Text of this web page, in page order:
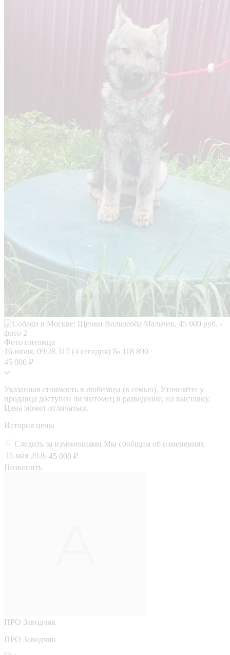
Фото питомца
16 июля, 09:28 317 (4 сегодня) № 118 890
45 000 ₽
Указанная стоимость в любимцы (в семью). Уточняйте у
продавца доступен ли питомец в разведение, на выставку.
Цена может отличаться.
История цены
Следить за изменениями Мы сообщим об изменениях
15 мая 2026 45 000 ₽
Позвонить
ПРО Заводчик
ПРО Заводчик